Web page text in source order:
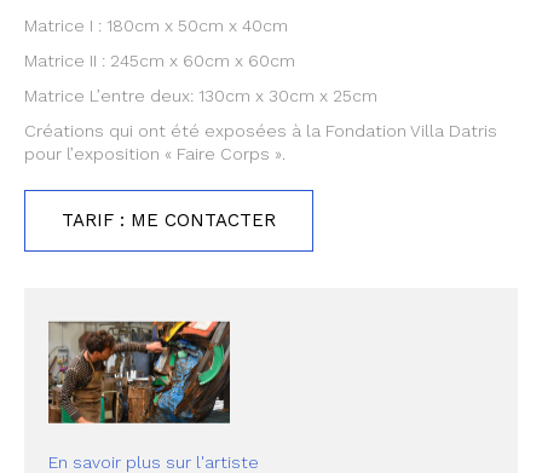
Matrice I : 180cm x 50cm x 40cm
Matrice II : 245cm x 60cm x 60cm
Matrice L’entre deux: 130cm x 30cm x 25cm
Créations qui ont été exposées à la Fondation Villa Datris
pour l’exposition « Faire Corps ».
TARIF : ME CONTACTER
En savoir plus sur l'artiste